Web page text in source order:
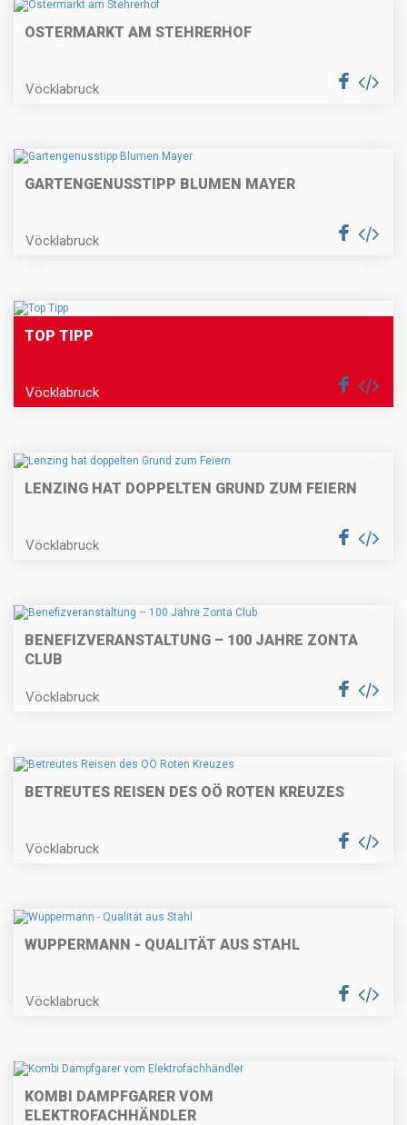
OSTERMARKT AM STEHRERHOF
Vöcklabruck
GARTENGENUSSTIPP BLUMEN MAYER
Vöcklabruck
TOP TIPP
Vöcklabruck
LENZING HAT DOPPELTEN GRUND ZUM FEIERN
Vöcklabruck
BENEFIZVERANSTALTUNG – 100 JAHRE ZONTA
CLUB
Vöcklabruck
BETREUTES REISEN DES OÖ ROTEN KREUZES
Vöcklabruck
WUPPERMANN - QUALITÄT AUS STAHL
Vöcklabruck
KOMBI DAMPFGARER VOM
ELEKTROFACHHÄNDLER